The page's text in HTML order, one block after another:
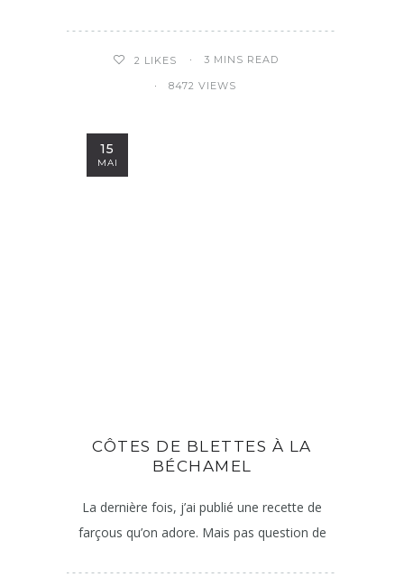
2 LIKES 3 MINS READ
8472 VIEWS
15
MAI
CÔTES DE BLETTES À LA
BÉCHAMEL
La dernière fois, j’ai publié une recette de
farçous qu’on adore. Mais pas question de